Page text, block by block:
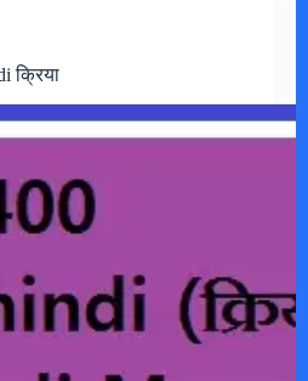
क्रिया